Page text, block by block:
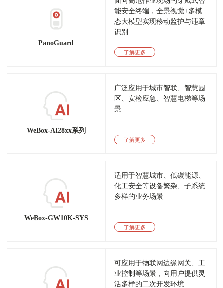
PanoGuard
能安全终端，全景视觉+多模
态大模型实现移动监护与违章
识别
了解更多
WeBox-AI28xx系列
广泛应用于城市智联、智慧园
区、安检应急、智慧电梯等场
景
了解更多
WeBox-GW10K-SYS
适用于智慧城市、低碳能源、
化工安全等设备繁杂、子系统
多样的业务场景
了解更多
可应用于物联网边缘网关、工
业控制等场景，向用户提供灵
活多样的二次开发环境